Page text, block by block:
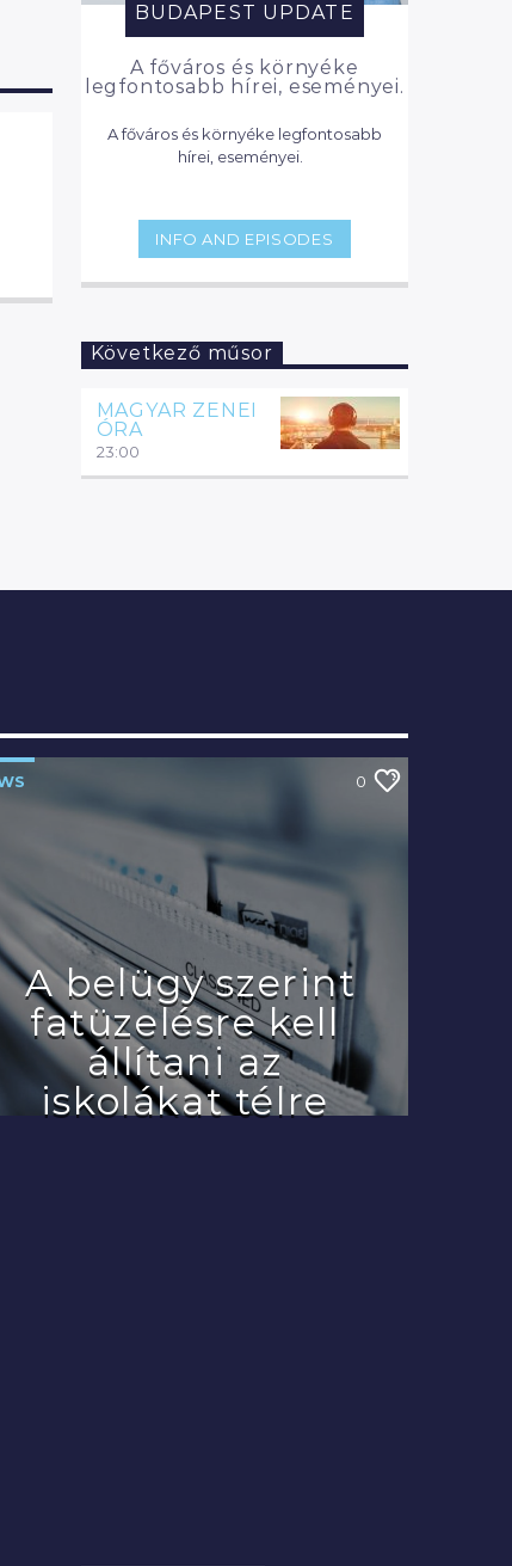
BUDAPEST UPDATE
A főváros és környéke
legfontosabb hírei, eseményei.
A főváros és környéke legfontosabb
INFO AND EPISODES
Következő műsor
MAGYAR ZENEI
ÓRA
23:00
0
A belügy szerint
fatüzelésre kell
állítani az
iskolákat télre